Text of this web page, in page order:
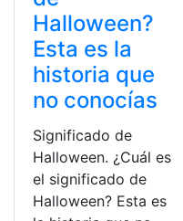
Halloween?
Esta es la
historia que
no conocías
Significado de
Halloween. ¿Cuál es
el significado de
Halloween? Esta es